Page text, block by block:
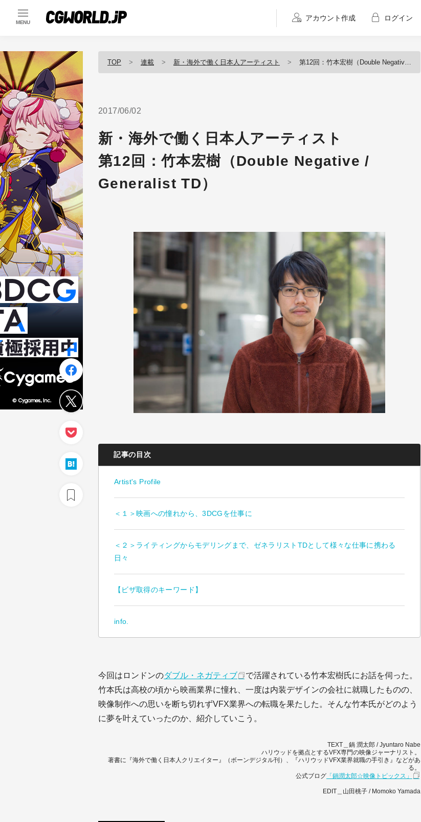
MENU
アカウント作成 ログイン
TOP 連載 新・海外で働く日本人アーティスト 第12回：竹本宏樹（Double Negative / Generalist TD）
2017/06/02
新・海外で働く日本人アーティスト
第12回：竹本宏樹（Double Negative /
Generalist TD）
記事の目次
Artist's Profile
＜１＞映画への憧れから、3DCGを仕事に
＜２＞ライティングからモデリングまで、ゼネラリストTDとして様々な仕事に携わる
日々
【ビザ取得のキーワード】
info.
今回はロンドンのダブル・ネガティブ
で活躍されている竹本宏樹氏にお話を伺った。
竹本氏は高校の頃から映画業界に憧れ、一度は内装デザインの会社に就職したものの、
映像制作への思いを断ち切れずVFX業界への転職を果たした。そんな竹本氏がどのよう
に夢を叶えていったのか、紹介していこう。
TEXT＿鍋 潤太郎 / Jyuntaro Nabe
ハリウッドを拠点とするVFX専門の映像ジャーナリスト。
著書に『海外で働く日本人クリエイター』（ボーンデジタル刊）、『ハリウッドVFX業界就職の手引き』などがあ
る。
公式ブログ 「鍋潤太郎☆映像トピックス」
EDIT＿山田桃子 / Momoko Yamada